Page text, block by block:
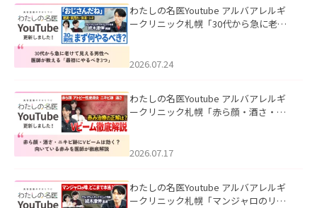
わたしの名医Youtube アルバアレルギ
ークリニック札幌「30代から急に老け
た。
2026.07.24
わたしの名医Youtube アルバアレルギ
ークリニック札幌「赤ら顔・酒さ・ニ
した。
2026.07.17
わたしの名医Youtube アルバアレルギ
ークリニック札幌「マンジャロのリア